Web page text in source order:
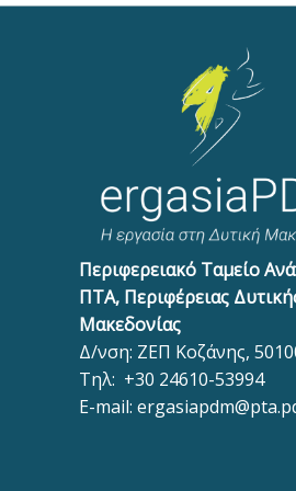
Περιφερειακό Ταμείο
ΠΤΑ, Περιφέρειας
Μακεδονίας
Δ/νση: ΖΕΠ Κοζάνης,
Τηλ: +30 24610-53994
E-mail: